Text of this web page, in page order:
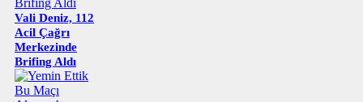
Vali Deniz, 112
Acil Çağrı
Merkezinde
Brifing Aldı